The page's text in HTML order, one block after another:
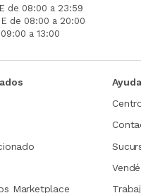
de 08:00 a 23:59
de 08:00 a 20:00
a 13:00
Marketplace
Ayuda